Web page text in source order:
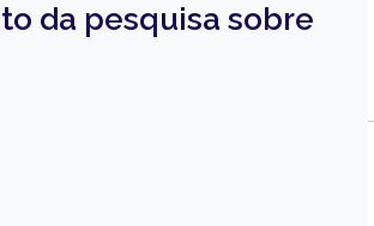
da pesquisa sobre